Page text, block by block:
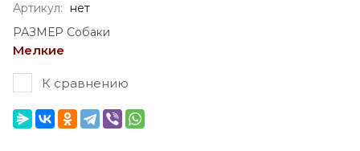
Артикул:
нет
РАЗМЕР Собаки
Мелкие
К сравнению